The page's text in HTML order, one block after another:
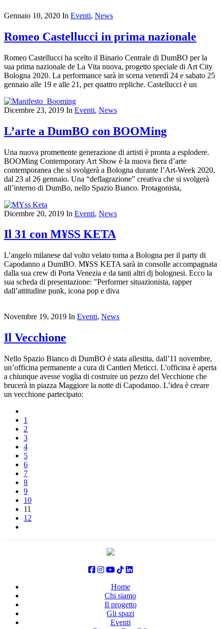
Gennaio 10, 2020 In Eventi, News
Romeo Castellucci in prima nazionale
Romeo Castellucci ha scelto il Binario Centrale di DumBO per la
sua prima nazionale de La Vita nuova, progetto speciale di Art City
Bologna 2020. La performance sarà in scena venerdì 24 e sabato 25
gennaio alle 19 e alle 21, per quattro repliche. Castellucci è un
Dicembre 23, 2019 In Eventi, News
L’arte a DumBO con BOOMing
Una nuova promettente generazione di artisti è pronta a esplodere.
BOOMing Contemporary Art Show è la nuova fiera d’arte
contemporanea che si svolgerà a Bologna durante l’Art-Week 2020,
dal 23 al 26 gennaio. Una “deflagrazione” creativa che si svolgerà
all’interno di DumBo, nello Spazio Bianco. Protagonista,
Dicembre 20, 2019 In Eventi, News
Il 31 con M¥SS KETA
L’angelo milanese dal volto velato torna a Bologna per il party di
Capodanno a DumBO. M¥SS KETA sarà in consolle accompagnata
dalla sua crew di Porta Venezia e da tanti altri dj bolognesi. Ecco la
sua scheda di presentazione: "Performer situazionista, rapper
dall’attitudine punk, icona pop e diva
Novembre 19, 2019 In Eventi, News
Il Vecchione
Nello Spazio Bianco di DumBO è stata allestita, dall’11 novembre,
un’officina permanente a cura di Cantieri Meticci. L'officina è aperta
a chiunque avesse voglia di costruire un pezzo del Vecchione che
brucerà in piazza Maggiore la notte di Capodanno. L’idea è creare
un vecchione partecipato:
1
2
3
4
5
6
7
8
9
10
11
12
Home
Chi siamo
Il progetto
Gli spazi
Eventi